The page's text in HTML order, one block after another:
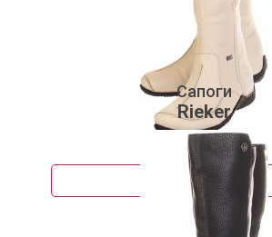
Сапоги
Rieker
8 950 руб.
Подробнее